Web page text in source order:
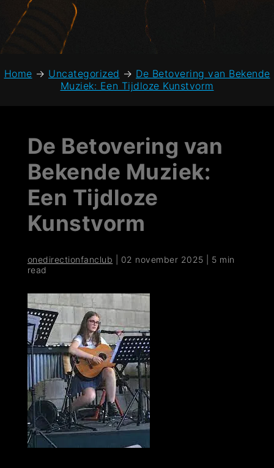
Home → Uncategorized → De Betovering van Bekende
Muziek: Een Tijdloze Kunstvorm
De Betovering van
Bekende Muziek:
Een Tijdloze
Kunstvorm
onedirectionfanclub 02 november 2025
5 min
read